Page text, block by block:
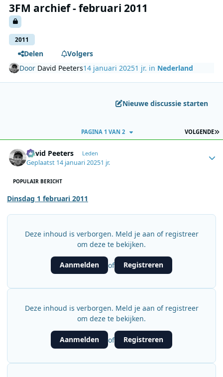
3FM archief - februari 2011
2011
Delen
Volgers
Door David Peeters14 januari 20251 jr. in Nederland
Nieuwe discussie starten
VOLGENDE
PAGINA 1 VAN 2
David Peeters Leden
Geplaatst 14 januari 20251 jr.
POPULAIR BERICHT
Dinsdag 1 februari 2011
Deze inhoud is verborgen. Meld je aan of registreer
om deze te bekijken.
Aanmelden of Registreren
Deze inhoud is verborgen. Meld je aan of registreer
om deze te bekijken.
Aanmelden of Registreren